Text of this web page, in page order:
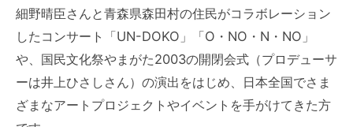
細野晴臣さんと青森県森田村の住民がコラボレーション
したコンサート「UN-DOKO」「O・NO・N・NO」
や、国民文化祭やまがた2003の開閉会式（プロデューサ
ーは井上ひさしさん）の演出をはじめ、日本全国でさま
ざまなアートプロジェクトやイベントを手がけてきた方